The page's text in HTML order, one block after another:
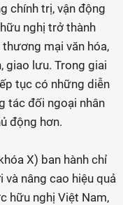
chính trị, vận động
nghị trở thành
mại văn hóa,
giao lưu. Trong giai
tục có những diễn
tác đối ngoại nhân
động hơn.
X) ban hành chỉ
nâng cao hiệu quả
hữu nghị Việt Nam,